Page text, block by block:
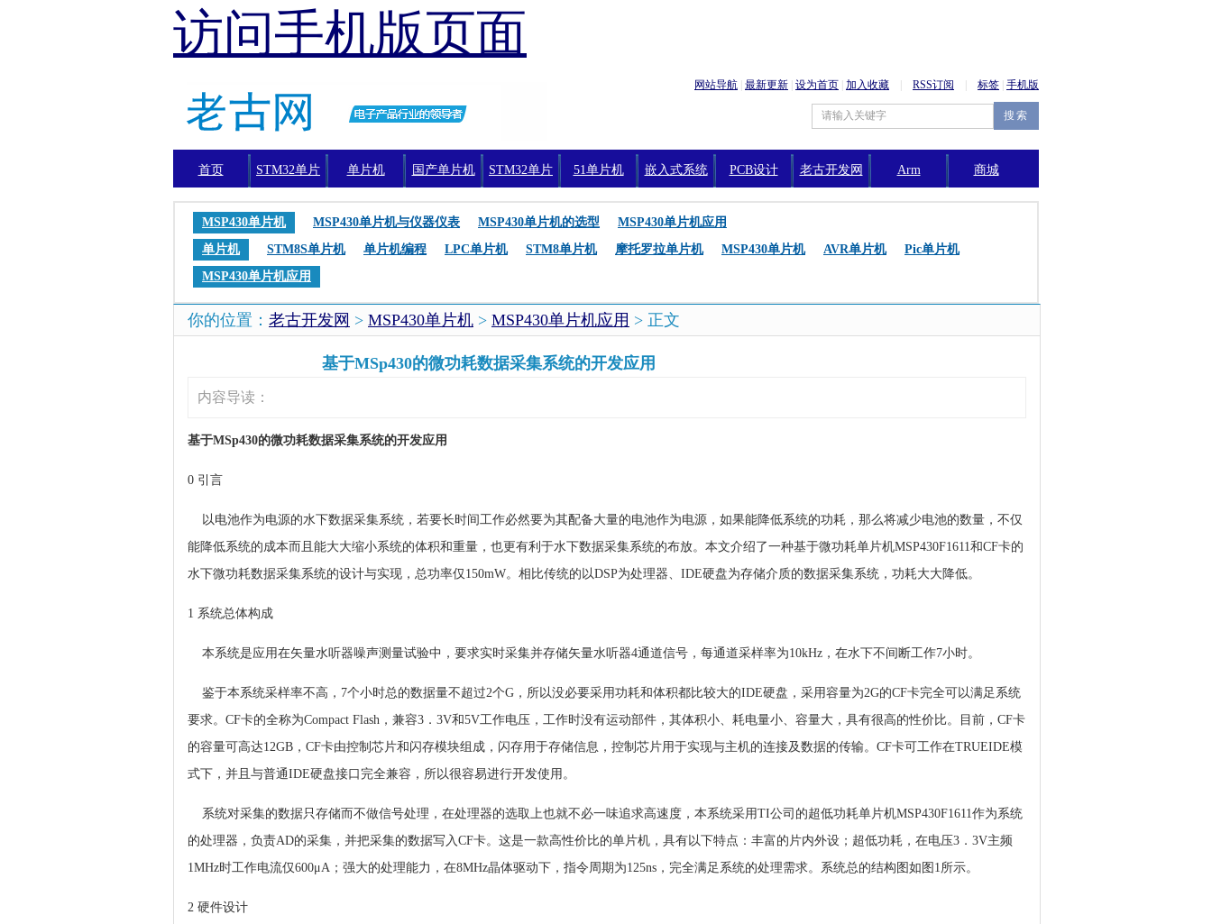
访问手机版页面
网站导航 最新更新 设为首页 加入收藏 RSS订阅 标签 手机版
首页 STM32单片
机
单片机 国产单片机 STM32单片 51单片机 嵌入式系统 PCB设计 老古开发网 Arm 商城
MSP430单片机 MSP430单片机与仪器仪表 MSP430单片机的选型
MSP430单片机应用
单片机
STM8S单片机 单片机编程 LPC单片机 STM8单片机 摩托罗拉单片机 MSP430单片机 AVR单片机
Pic单片机
MSP430单片机应用
你的位置： 老古开发网 > MSP430单片机 > MSP430单片机应用 > 正文
基于MSp430的微功耗数据采集系统的开发应用
内容导读：
基于MSp430的微功耗数据采集系统的开发应用
0 引言
以电池作为电源的水下数据采集系统，若要长时间工作必然要为其配备大量的电池作为电源，如果能降低系统的功耗，那么将减少电池的数量，不仅
能降低系统的成本而且能大大缩小系统的体积和重量，也更有利于水下数据采集系统的布放。本文介绍了一种基于微功耗单片机MSP430F1611和CF卡的
水下微功耗数据采集系统的设计与实现，总功率仅150mW。相比传统的以DSP为处理器、IDE硬盘为存储介质的数据采集系统，功耗大大降低。
1 系统总体构成
本系统是应用在矢量水听器噪声测量试验中，要求实时采集并存储矢量水听器4通道信号，每通道采样率为10kHz，在水下不间断工作7小时。
鉴于本系统采样率不高，7个小时总的数据量不超过2个G，所以没必要采用功耗和体积都比较大的IDE硬盘，采用容量为2G的CF卡完全可以满足系统
要求。CF卡的全称为Compact Flash，兼容3．3V和5V工作电压，工作时没有运动部件，其体积小、耗电量小、容量大，具有很高的性价比。目前，CF卡
的容量可高达12GB，CF卡由控制芯片和闪存模块组成，闪存用于存储信息，控制芯片用于实现与主机的连接及数据的传输。CF卡可工作在TRUEIDE模
式下，并且与普通IDE硬盘接口完全兼容，所以很容易进行开发使用。
系统对采集的数据只存储而不做信号处理，在处理器的选取上也就不必一味追求高速度，本系统采用TI公司的超低功耗单片机MSP430F1611作为系统
的处理器，负责AD的采集，并把采集的数据写入CF卡。这是一款高性价比的单片机，具有以下特点：丰富的片内外设；超低功耗，在电压3．3V主频
1MHz时工作电流仅600μA；强大的处理能力，在8MHz晶体驱动下，指令周期为125ns，完全满足系统的处理需求。系统总的结构图如图1所示。
2 硬件设计